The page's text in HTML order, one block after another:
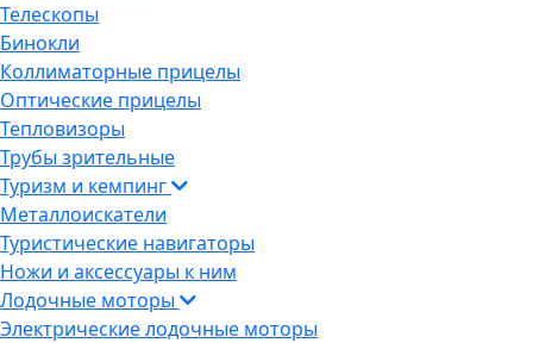
Телескопы
Бинокли
Коллиматорные прицелы
Оптические прицелы
Тепловизоры
Трубы зрительные
Туризм и кемпинг
Металлоискатели
Туристические навигаторы
Ножи и аксессуары к ним
Лодочные моторы
Электрические лодочные моторы